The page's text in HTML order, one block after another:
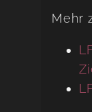
Mehr